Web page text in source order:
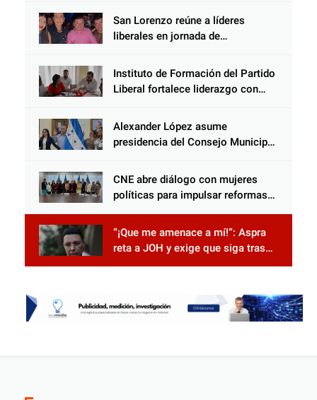
San Lorenzo reúne a líderes
liberales en jornada de
Instituto de Formación del Partido
Liberal fortalece liderazgo con
Alexander López asume
presidencia del Consejo Municipal
Censo Nacional 2026
CNE abre diálogo con mujeres
políticas para impulsar reformas
“¡Que me amenace a mí!”: Aspra
reta a JOH y exige que siga tras
las rejas